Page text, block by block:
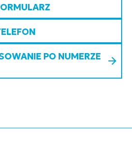
PO NUMERZE